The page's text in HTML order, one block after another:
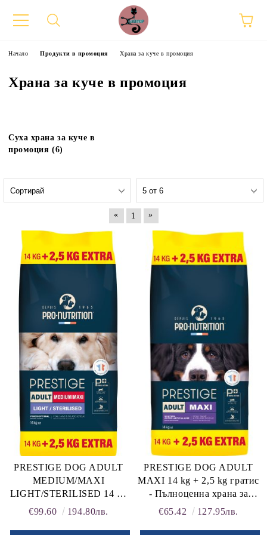
Flatazor,
Начало Продукти в промоция Храна за куче в промоция
Храна за куче в промоция
Суха храна за куче в
промоция (6)
« 1 »
PRESTIGE DOG ADULT
MEDIUM/MAXI
LIGHT/STERILISED 14 kg
+ 2,5 kg гратис -
кучета със склонност към
€99.60 194.80лв.
PRESTIGE DOG ADULT
MAXI 14 kg + 2,5 kg гратис
- Пълноценна храна за
пораснали кучета от едри
Франция.
€65.42 127.95лв.